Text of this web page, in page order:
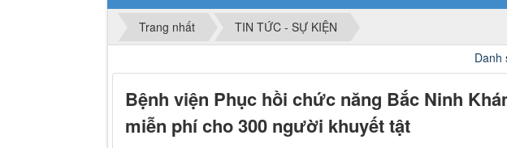
Trang nhất
TIN TỨC - SỰ KIỆN
Danh sách người thực hành
Bệnh viện Phục hồi chức năng Bắc Ninh
miễn phí cho 300 người khuyết tật